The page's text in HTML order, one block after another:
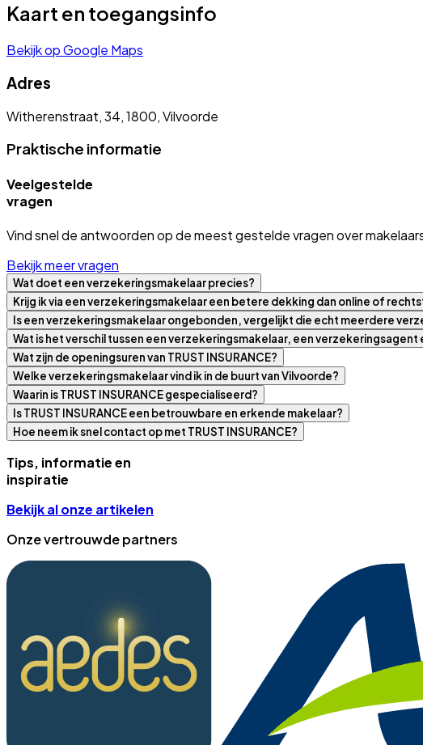
Kaart en toegangsinfo
Bekijk op Google Maps
Adres
Witherenstraat, 34, 1800, Vilvoorde
Praktische informatie
Veelgestelde
vragen
Vind snel de antwoorden op de meest gestelde vragen over
Bekijk meer vragen
Wat doet een verzekeringsmakelaar precies?
Krijg ik via een verzekeringsmakelaar een betere dekking dan online of
Is een verzekeringsmakelaar ongebonden, vergelijkt die echt meerdere
Wat is het verschil tussen een verzekeringsmakelaar, een
Wat zijn de openingsuren van TRUST INSURANCE?
Welke verzekeringsmakelaar vind ik in de buurt van Vilvoorde?
Waarin is TRUST INSURANCE gespecialiseerd?
Is TRUST INSURANCE een betrouwbare en erkende makelaar?
Hoe neem ik snel contact op met TRUST INSURANCE?
Tips, informatie en
inspiratie
Bekijk al onze artikelen
Onze vertrouwde partners